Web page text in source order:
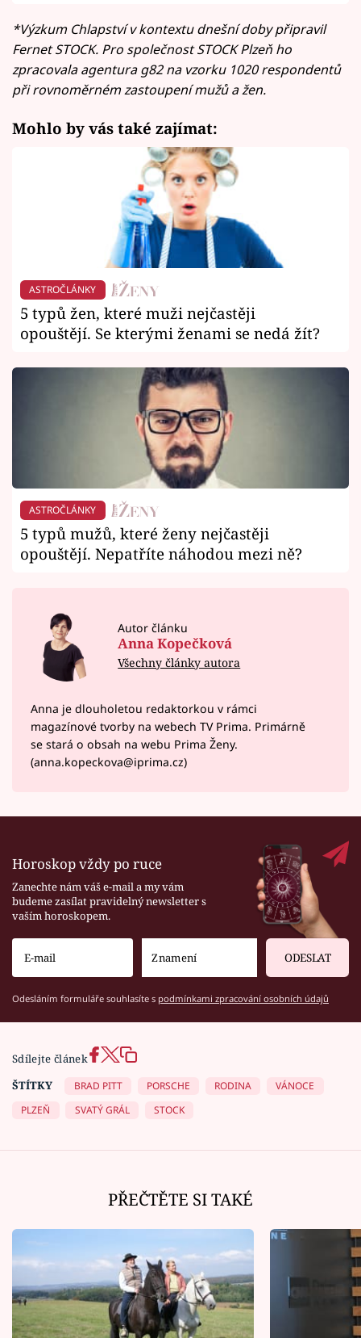
*Výzkum Chlapství v kontextu dnešní doby připravil
Fernet STOCK. Pro společnost STOCK Plzeň ho
zpracovala agentura g82 na vzorku 1020 respondentů
při rovnoměrném zastoupení mužů a žen.
Mohlo by vás také zajímat:
ASTROČLÁNKY
5 typů žen, které muži nejčastěji
opouštějí. Se kterými ženami se nedá žít?
ASTROČLÁNKY
5 typů mužů, které ženy nejčastěji
opouštějí. Nepatříte náhodou mezi ně?
Autor článku
Anna Kopečková
Všechny články autora
Anna je dlouholetou redaktorkou v rámci
magazínové tvorby na webech TV Prima. Primárně
se stará o obsah na webu Prima Ženy.
(anna.kopeckova@iprima.cz)
Horoskop vždy po ruce
Zanechte nám váš e-mail a my vám
budeme zasílat pravidelný newsletter s
vaším horoskopem.
ODESLAT
Odesláním formuláře souhlasíte s podmínkami zpracování osobních údajů
Sdílejte článek
ŠTÍTKY
BRAD PITT PORSCHE RODINA
VÁNOCE
PLZEŇ
SVATÝ GRÁL STOCK
PŘEČTĚTE SI TAKÉ